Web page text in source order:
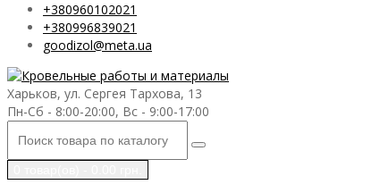
+380960102021
+380996839021
goodizol@meta.ua
Харьков, ул. Сергея Тархова, 13
Пн-Сб - 8:00-20:00, Вс - 9:00-17:00